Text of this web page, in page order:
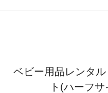
ベビー用品レンタ
ト(ハーフ